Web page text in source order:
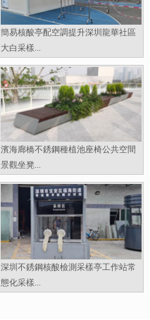
簡易核酸亭配空調提升深圳龍華社區
大白采樣...
濱海廊橋不銹鋼種植池座椅公共空間
景觀坐凳...
深圳不銹鋼核酸檢測采樣亭工作站常
態化采樣...